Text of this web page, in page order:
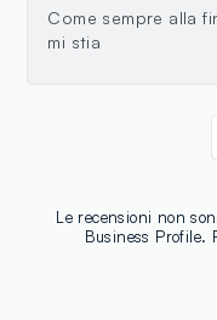
Come sempre alla
mi stia
Le recensioni non
Business Profile.